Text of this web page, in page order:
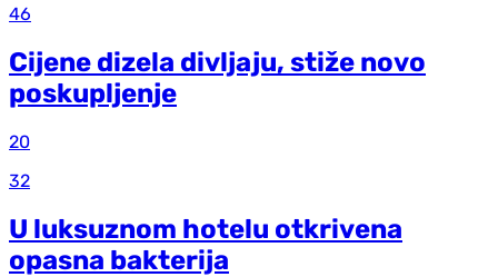
46
Cijene dizela divljaju, stiže novo
poskupljenje
20
32
U luksuznom hotelu otkrivena
opasna bakterija